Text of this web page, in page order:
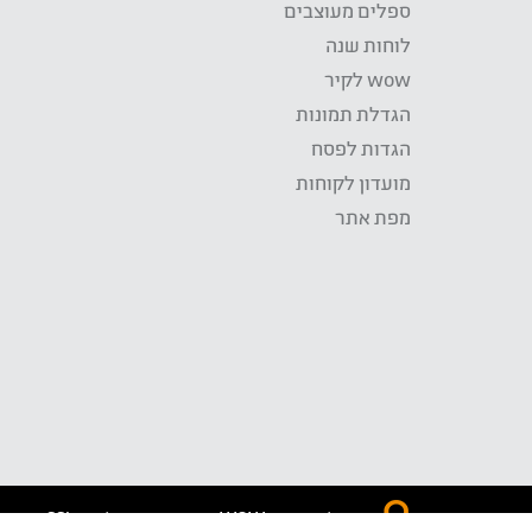
ספלים מעוצבים
לוחות שנה
wow לקיר
הגדלת תמונות
הגדות לפסח
מועדון לקוחות
מפת אתר
התשלום באתר WOW מאובטח בטכנולוגית SSL